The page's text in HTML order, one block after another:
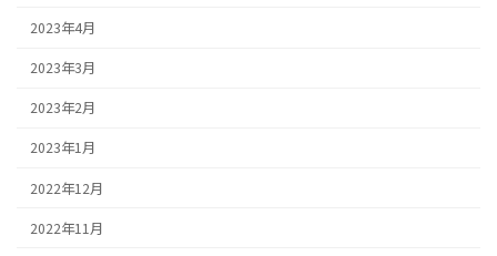
2023年4月
2023年3月
2023年2月
2023年1月
2022年12月
2022年11月